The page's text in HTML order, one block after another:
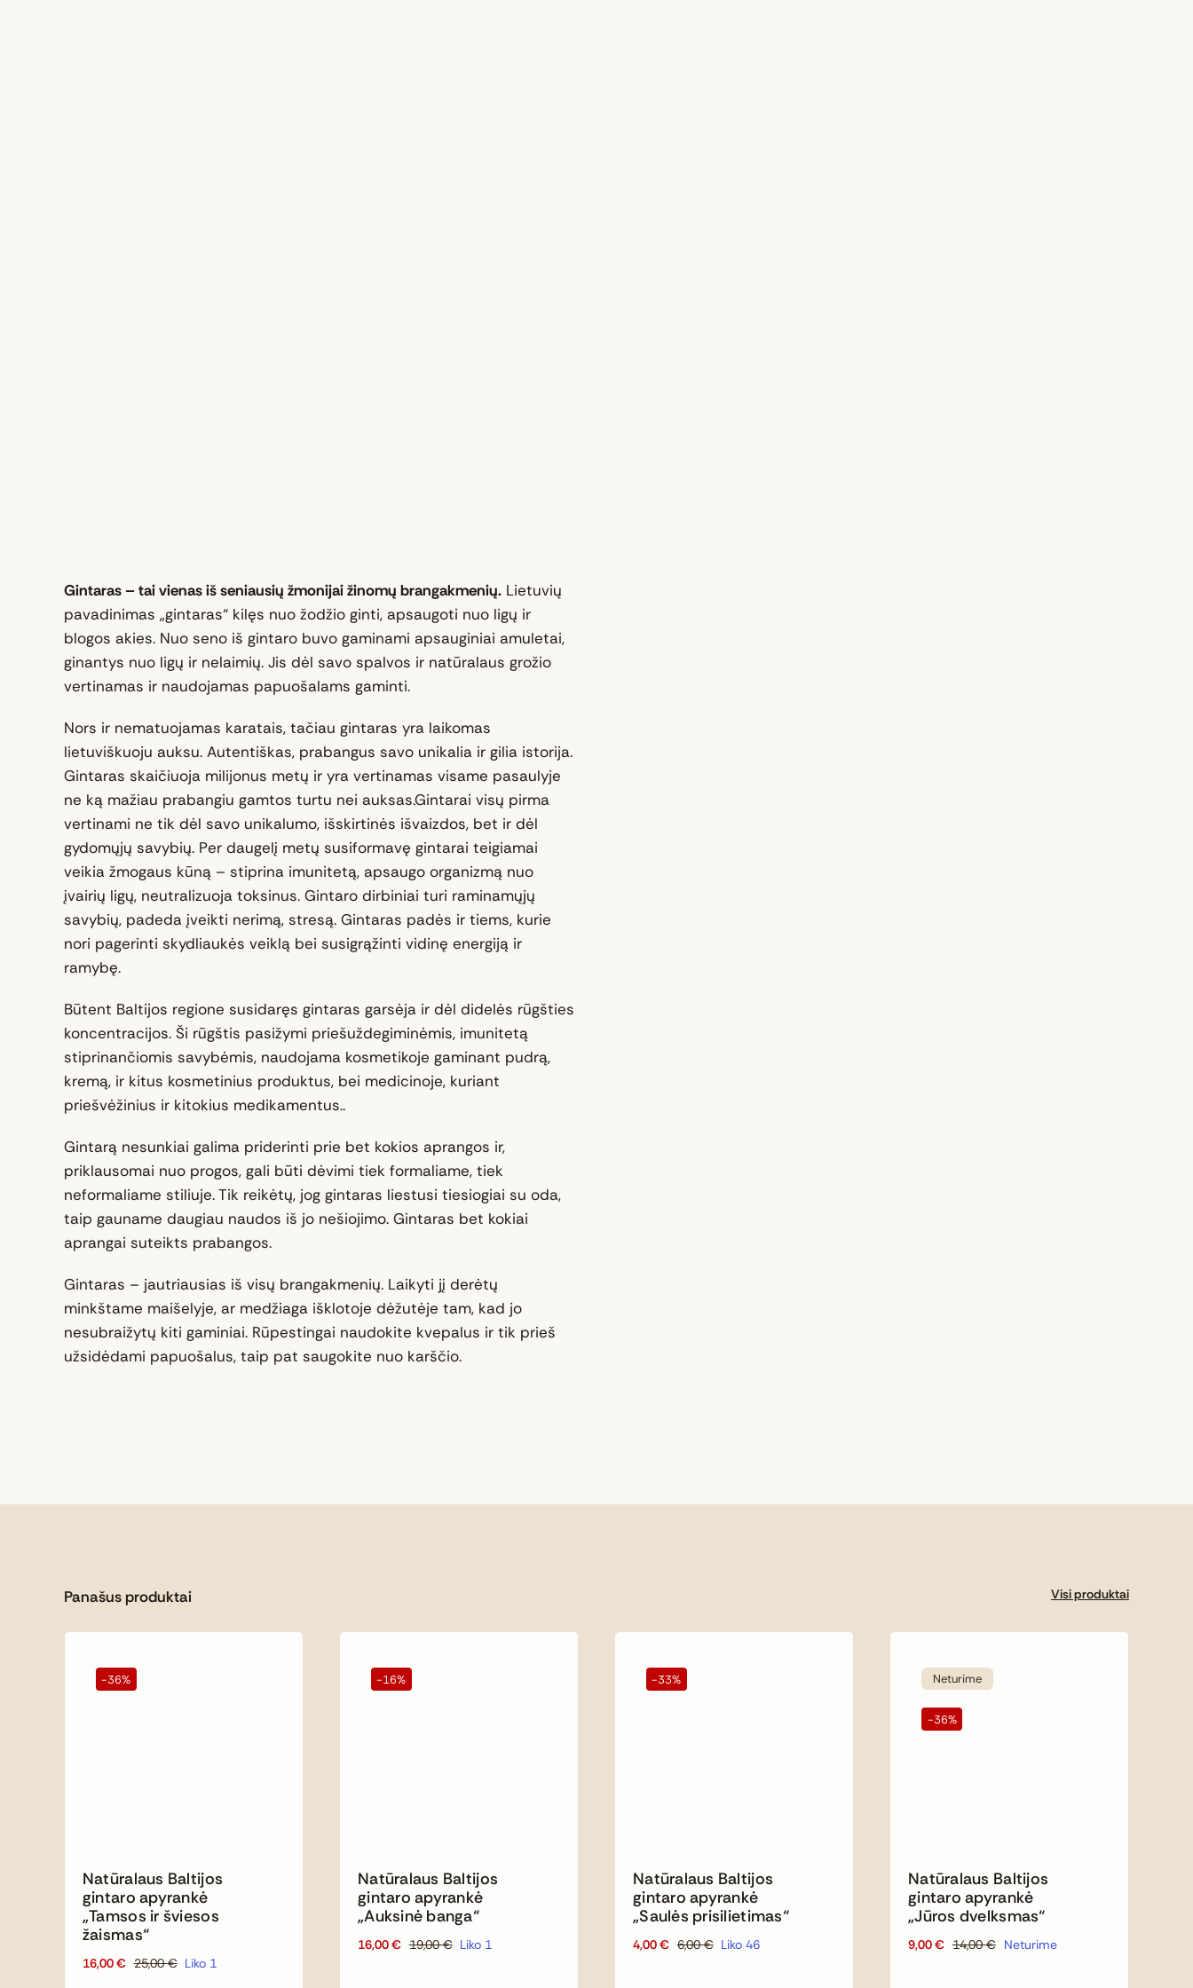
Gintaras – tai vienas iš seniausių žmonijai žinomų brangakmenių.Lietuvių
pavadinimas „gintaras“ kilęs nuo žodžio ginti, apsaugoti nuo ligų ir
blogos akies. Nuo seno iš gintaro buvo gaminami apsauginiai amuletai,
ginantys nuo ligų ir nelaimių. Jis dėl savo spalvos ir natūralaus grožio
vertinamas ir naudojamas papuošalams gaminti.
Nors ir nematuojamas karatais, tačiau gintaras yra laikomas
lietuviškuoju auksu. Autentiškas, prabangus savo unikalia ir gilia istorija.
Gintaras skaičiuoja milijonus metų ir yra vertinamas visame pasaulyje
ne ką mažiau prabangiu gamtos turtu nei auksas.Gintarai visų pirma
vertinami ne tik dėl savo unikalumo, išskirtinės išvaizdos, bet ir dėl
gydomųjų savybių. Per daugelį metų susiformavę gintarai teigiamai
veikia žmogaus kūną – stiprina imunitetą, apsaugo organizmą nuo
įvairių ligų, neutralizuoja toksinus. Gintaro dirbiniai turi raminamųjų
savybių, padeda įveikti nerimą, stresą. Gintaras padės ir tiems, kurie
nori pagerinti skydliaukės veiklą bei susigrąžinti vidinę energiją ir
ramybę.
Būtent Baltijos regione susidaręs gintaras garsėja ir dėl didelės rūgšties
koncentracijos. Ši rūgštis pasižymi priešuždegiminėmis, imunitetą
stiprinančiomis savybėmis, naudojama kosmetikoje gaminant pudrą,
kremą, ir kitus kosmetinius produktus, bei medicinoje, kuriant
priešvėžinius ir kitokius medikamentus..
Gintarą nesunkiai galima priderinti prie bet kokios aprangos ir,
priklausomai nuo progos, gali būti dėvimi tiek formaliame, tiek
neformaliame stiliuje. Tik reikėtų, jog gintaras liestusi tiesiogiai su oda,
taip gauname daugiau naudos iš jo nešiojimo. Gintaras bet kokiai
aprangai suteikts prabangos.
Gintaras – jautriausias iš visų brangakmenių. Laikyti jį derėtų
minkštame maišelyje, ar medžiaga išklotoje dėžutėje tam, kad jo
nesubraižytų kiti gaminiai. Rūpestingai naudokite kvepalus ir tik prieš
užsidėdami papuošalus, taip pat saugokite nuo karščio.
Panašus produktai Visi produktai
-36%
Natūralaus Baltijos
gintaro apyrankė
„Tamsos ir šviesos
žaismas“
25,00€
Original
16,00€
Current
Liko 1
-16%
Natūralaus Baltijos
gintaro apyrankė
„Auksinė banga“
19,00€
Original
16,00€
Current
Liko 1
-33%
Natūralaus Baltijos
gintaro apyrankė
„Saulės prisilietimas“
6,00€
Original
4,00€
Current
Liko 46
Neturime
-36%
Natūralaus Baltijos
gintaro apyrankė
„Jūros dvelksmas“
14,00€
Original
9,00€
Current
Neturime